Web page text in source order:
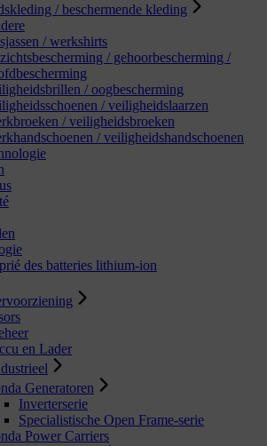
/ beschermende kleding
/ werkshirts
/ gehoorbescherming /
/ oogbescherming
/ veiligheidslaarzen
/ veiligheidsbroeken
/ veiligheidshandschoenen
des batteries lithium-ion
en Lader
Generatoren
Inverterserie
Specialistische Open Frame-serie
Power Carriers